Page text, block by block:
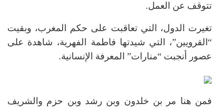
تتوقف عن العمل.
تغيرت الدول، التي تعاقبت على حكم المغرب، وبقيت
“القرويين”، التي شيدتها فاطمة الفهرية، شاهدة على
عصور أنجبت “منارات” المعرفة الإنسانية.
فمن هنا مر بن خلدون وبن رشد وبن حزم والشريف